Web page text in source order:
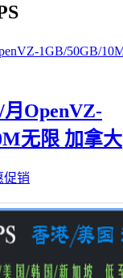
月OpenVZ-
无限 加拿大
促销